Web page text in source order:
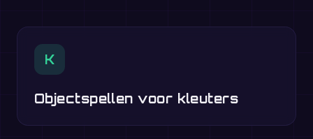
K
Objectspellen voor kleuters